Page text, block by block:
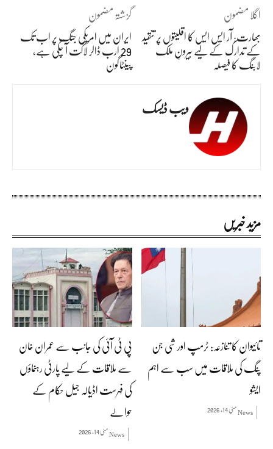
گزشتہ مضمون
ایران میں امریکی جنگ پر اب تک
29 ارب ڈالر لاگت آ چکی ہے،
پینٹاگون
اگلا مضمون
بھارت: آر ایس ایس کا اقلیتوں پر تنقید
کے تدارک کے لیے بیرونِ ملک
لابنگ کا فیصلہ
ویب ڈیسک
مزید خبریں
تائیوان کا تنازعہ: ٹرمپ اور شی جن
پنگ کی ملاقات میں سب سے اہم
ایشو
Newsمئی 14, 2026
پی ٹی آئی کی جانب سے عمران خان
سے ملاقات کے لیے پارٹی رہنماؤں
کی فہرست اڈیالہ جیل حکام کے
حوالے
Newsمئی 14, 2026